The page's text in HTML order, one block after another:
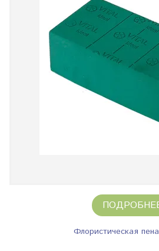
Флористическая пена